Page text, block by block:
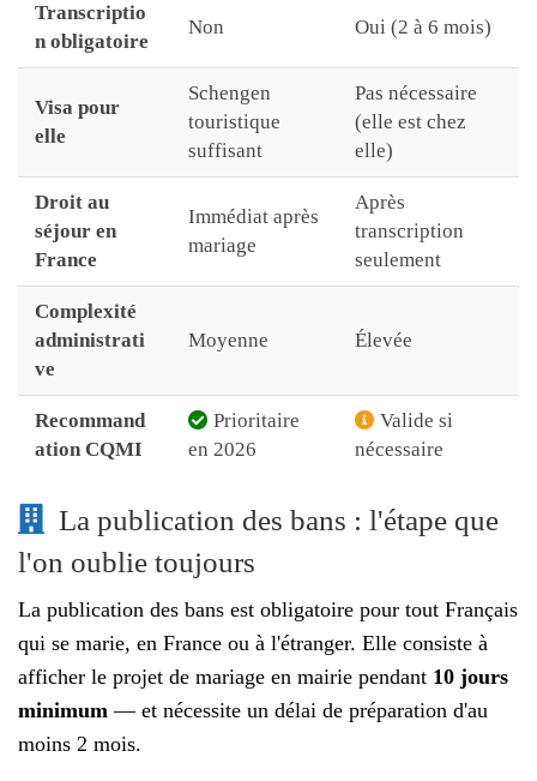
Transcriptio
n obligatoire
Non Oui (2 à 6 mois)
Visa pour
elle
Schengen
touristique
suffisant
Pas nécessaire
(elle est chez
elle)
Droit au
séjour en
France
Immédiat après
mariage
Après
transcription
seulement
Complexité
administrati
ve
Moyenne Élevée
Recommand
ation CQMI
Prioritaire
en 2026
Valide si
nécessaire
La publication des bans : l'étape que
l'on oublie toujours
La publication des bans est obligatoire pour tout Français
qui se marie, en France ou à l'étranger. Elle consiste à
afficher le projet de mariage en mairie pendant 10 jours
minimum — et nécessite un délai de préparation d'au
moins 2 mois.